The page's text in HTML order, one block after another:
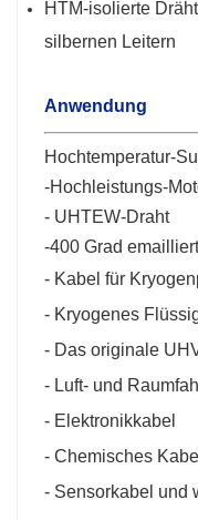
HTM-isolierte
silbernen Leitern
Anwendung
Hochtemperatur-
-Hochleistungs-
- UHTEW-Draht
-400 Grad
- Kabel für
- Kryogenes
- Das originale
- Luft- und
- Elektronikkabel
- Chemisches Kabel
- Sensorkabel und